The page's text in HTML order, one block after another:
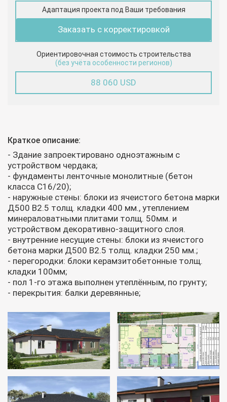
Адаптация проекта под Ваши требования
Заказать с корректировкой
Ориентировочная стоимость строительства
(без учёта особенности регионов)
88 060 USD
Краткое описание:
- Здание запроектировано одноэтажным с
устройством чердака;
- фундаменты ленточные монолитные (бетон
класса С16/20);
- наружные стены: блоки из ячеистого бетона марки
Д500 В2.5 толщ. кладки 400 мм., утеплением
минераловатными плитами толщ. 50мм. и
устройством декоративно-защитного слоя.
- внутренние несущие стены: блоки из ячеистого
бетона марки Д500 В2.5 толщ. кладки 250 мм.;
- перегородки: блоки керамзитобетонные толщ.
кладки 100мм;
- пол 1-го этажа выполнен утеплённым, по грунту;
- перекрытия: балки деревянные;